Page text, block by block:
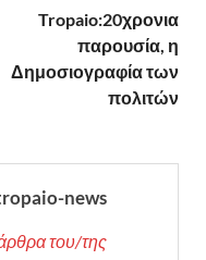
Tropaio:20χρονια
παρουσία, η
Δημοσιογραφία των
πολιτών
news
του/της